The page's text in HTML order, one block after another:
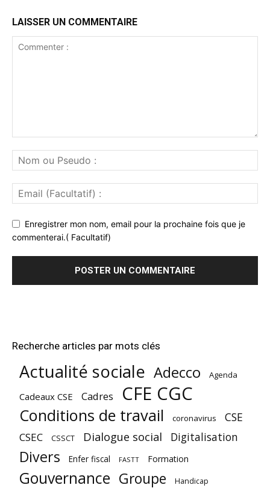
LAISSER UN COMMENTAIRE
Enregistrer mon nom, email pour la prochaine fois que je
commenterai.( Facultatif)
Recherche articles par mots clés
Actualité sociale Adecco Agenda
Cadeaux CSE Cadres CFE CGC
Conditions de travail coronavirus CSE
CSEC CSSCT Dialogue social Digitalisation
Divers Enfer fiscal FASTT Formation
Gouvernance Groupe Handicap